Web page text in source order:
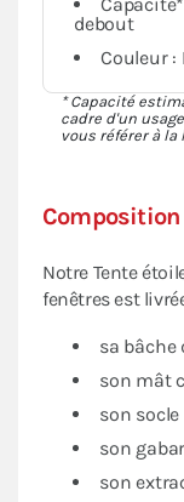
Composition
Notre Tente
fenêtres est
sa bâche
son mât
son
son
son
debout
Couleur :
* Capacité
cadre d'un
vous référer à